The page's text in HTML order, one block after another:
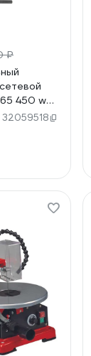
₽
450 w
32059518